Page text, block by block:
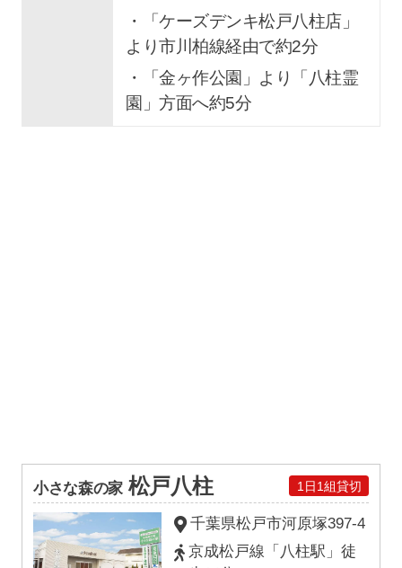
・「ケーズデンキ松戸八柱店」
より市川柏線経由で約2分
・「金ヶ作公園」より「八柱霊
園」方面へ約5分
小さな森の家 松戸八柱 1日1組貸切
千葉県松戸市河原塚397-4
京成松戸線「八柱駅」徒